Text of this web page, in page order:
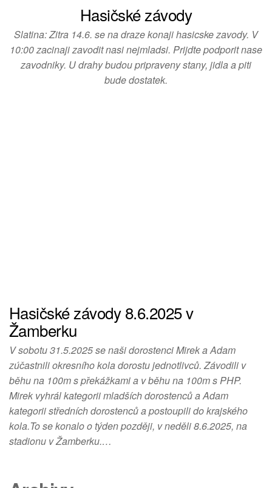
Hasičské závody
Slatina: Zitra 14.6. se na draze konaji hasicske zavody. V
10:00 zacinaji zavodit nasi nejmladsi. Prijdte podporit nase
zavodniky. U drahy budou pripraveny stany, jidla a piti
bude dostatek.
Hasičské závody 8.6.2025 v
Žamberku
V sobotu 31.5.2025 se naši dorostenci Mirek a Adam
zúčastnili okresního kola dorostu jednotlivců. Závodili v
běhu na 100m s překážkami a v běhu na 100m s PHP.
Mirek vyhrál kategorii mladších dorostenců a Adam
kategorii středních dorostenců a postoupili do krajského
kola.To se konalo o týden později, v neděli 8.6.2025, na
stadionu v Žamberku.…
webové
stránky
fungovaly při
zobrazení
personalizovaného